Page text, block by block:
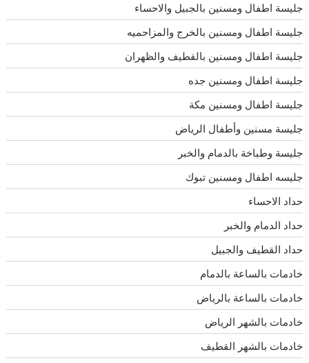
جليسة اطفال ومسنين بالجبيل والاحساء
جليسة اطفال ومسنين بالخرج والمزاحميه
جليسة اطفال ومسنين بالقطيف والظهران
جليسة اطفال ومسنين جده
جليسة اطفال ومسنين مكة
جليسة مسنين وأطفال الرياض
جليسة وطباخة بالدمام والخبر
جليسه اطفال ومسنين تبوك
حداد الاحساء
حداد الدمام والخبر
حداد القطيف والجبيل
خادمات بالساعة بالدمام
خادمات بالساعة بالرياض
خادمات بالشهر الرياض
خادمات بالشهر القطيف